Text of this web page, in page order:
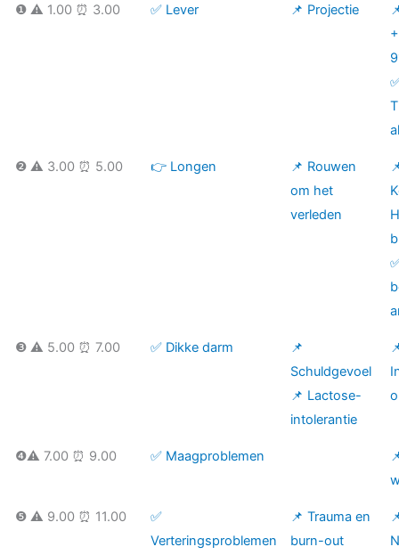
❶ ⚠️ 1.00 ⏰ 3.00 ✅ Lever 📌 Projectie
❷ ⚠️ 3.00 ⏰ 5.00 👉 Longen
📌 Rouwen
om het
verleden
❸ ⚠️ 5.00 ⏰ 7.00 ✅ Dikke darm
📌
Schuldgevoel
📌 Lactose-
intolerantie
❹⚠️ 7.00 ⏰ 9.00 ✅ Maagproblemen
❺ ⚠️ 9.00 ⏰ 11.00
✅
Verteringsproblemen
📌 Trauma en
burn-out